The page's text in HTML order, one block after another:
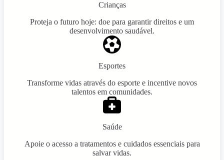
Crianças
Proteja o futuro hoje: doe para garantir direitos e um
desenvolvimento saudável.
Esportes
Transforme vidas através do esporte e incentive novos
talentos em comunidades.
Saúde
Apoie o acesso a tratamentos e cuidados essenciais para
salvar vidas.